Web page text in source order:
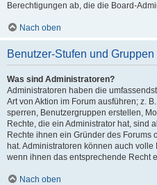
Berechtigungen ab, die die Board-
Nach oben
Benutzer-Stufen und Gruppen
Was sind Administratoren?
Administratoren haben die
Art von Aktion im Forum ausführen; z.
sperren, Benutzergruppen erstellen,
Rechte, die ein Administrator hat, sind
Rechte ihnen ein Gründer des Forums
hat. Administratoren können auch
wenn ihnen das entsprechende Recht
Nach oben